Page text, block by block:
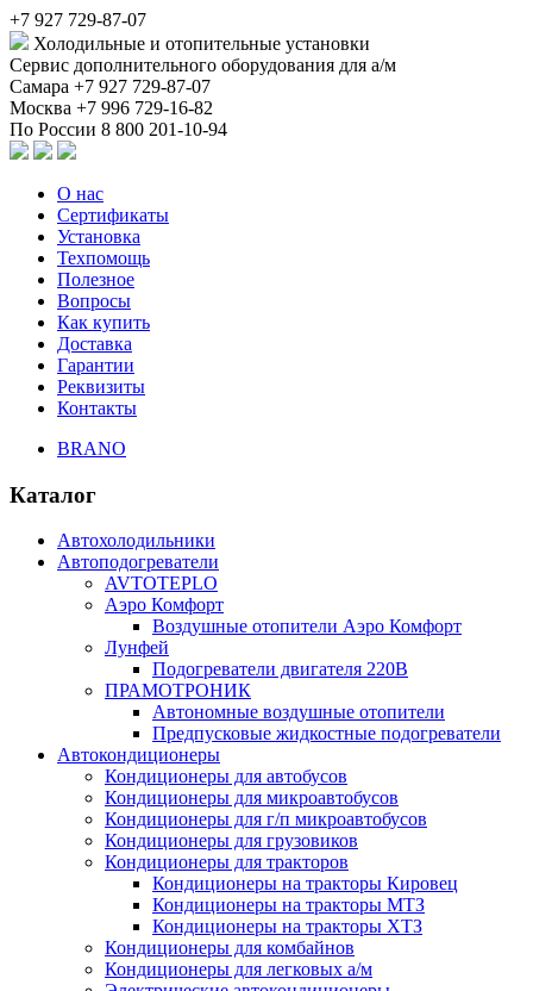
+7 927 729-87-07
Холодильные и отопительные установки
Сервис дополнительного оборудования для а/м
Самара +7 927 729-87-07
Москва +7 996 729-16-82
По России 8 800 201-10-94
О нас
Сертификаты
Установка
Техпомощь
Полезное
Вопросы
Как купить
Доставка
Гарантии
Реквизиты
Контакты
BRANO
Каталог
Автохолодильники
Автоподогреватели
AVTOTEPLO
Аэро Комфорт
Воздушные отопители Аэро Комфорт
Лунфей
Подогреватели двигателя 220В
ПРАМОТРОНИК
Автономные воздушные отопители
Предпусковые жидкостные подогреватели
Автокондиционеры
Кондиционеры для автобусов
Кондиционеры для микроавтобусов
Кондиционеры для г/п микроавтобусов
Кондиционеры для грузовиков
Кондиционеры для тракторов
Кондиционеры на тракторы Кировец
Кондиционеры на тракторы МТЗ
Кондиционеры на тракторы ХТЗ
Кондиционеры для комбайнов
Кондиционеры для легковых а/м